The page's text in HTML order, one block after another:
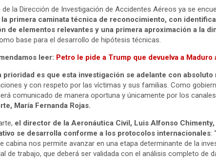
de la Dirección de Investigación de Accidentes Aéreos ya se
primera caminata técnica de reconocimiento, con
de elementos relevantes y una primera aproximación a la
base para el desarrollo de hipótesis técnicas.
leer: Petro le pide a Trump que devuelva a Maduro
prioridad es que esta investigación se adelante con
y con respeto por las víctimas y sus familias. Como
comunicado de manera oportuna y únicamente por los
María Fernanda Rojas.
el director de la Aeronáutica Civil, Luis Alfonso
se desarrolla conforme a los protocolos internacionales:
cabina nos permite avanzar en una etapa determinante de la
de trabajo, que deberá ser validada con el análisis completo de